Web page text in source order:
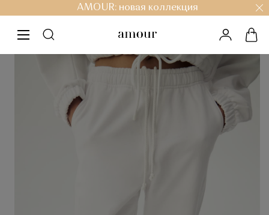
AMOUR: новая коллекция
меню личный